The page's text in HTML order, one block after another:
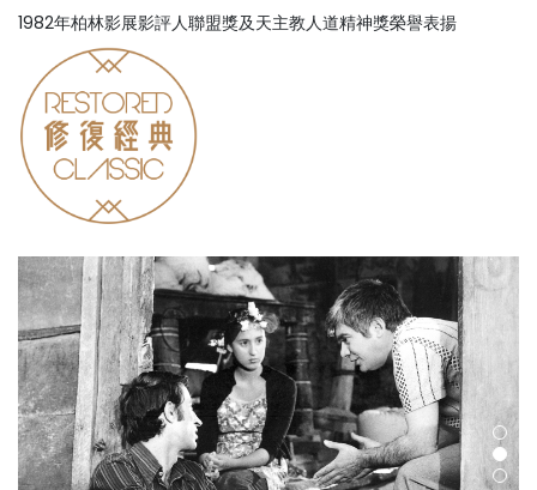
1982年柏林影展影評人聯盟獎及天主教人道精神獎榮譽表揚